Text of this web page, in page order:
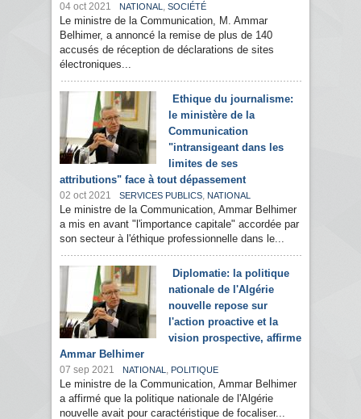
04 oct 2021 NATIONAL , SOCIÉTÉ
Le ministre de la Communication, M. Ammar
Belhimer, a annoncé la remise de plus de 140
accusés de réception de déclarations de sites
électroniques...
Ethique du journalisme:
le ministère de la
Communication
"intransigeant dans les
limites de ses
attributions" face à tout dépassement
02 oct 2021 SERVICES PUBLICS, NATIONAL
Le ministre de la Communication, Ammar Belhimer
a mis en avant "l'importance capitale" accordée par
son secteur à l'éthique professionnelle dans le...
Diplomatie: la politique
nationale de l'Algérie
nouvelle repose sur
l'action proactive et la
vision prospective, affirme
Ammar Belhimer
07 sep 2021 NATIONAL , POLITIQUE
Le ministre de la Communication, Ammar Belhimer
a affirmé que la politique nationale de l'Algérie
nouvelle avait pour caractéristique de focaliser...